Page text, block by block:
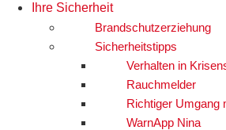
Ihre Sicherheit
Brandschutzerziehung
Sicherheitstipps
Verhalten in
Rauchmelder
Richtiger Umgang
WarnApp Nina